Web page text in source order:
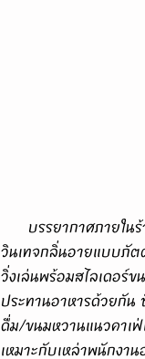
วินเทจกลิ่นอายแบบภัต
วิ่งเล่นพร้อมสไลเดอร์
ประทานอาหารด้วยกัน
ดื่ม/ขนมหวานแนวคาเ
เหมาะกับเหล่าพนักงา